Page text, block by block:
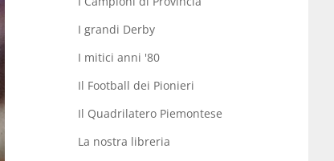
I grandi Derby
I mitici anni '80
Il Football dei Pionieri
Il Quadrilatero Piemontese
La nostra libreria